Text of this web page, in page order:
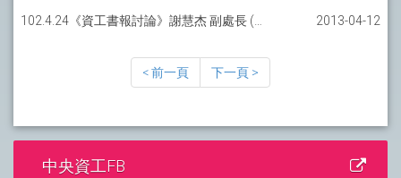
2013-04-12
< 前一頁 下一頁 >
中央資工FB